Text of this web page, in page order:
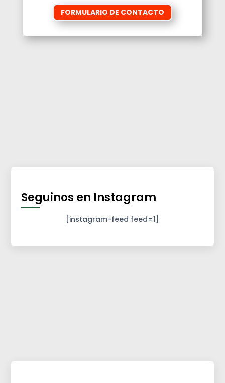
FORMULARIO DE CONTACTO
Seguinos en Instagram
[instagram-feed feed=1]